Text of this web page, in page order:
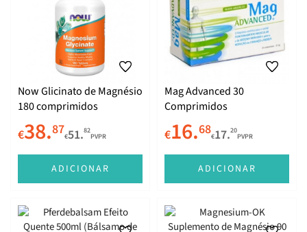
Now Glicinato de Magnésio
180 comprimidos
€38.87€51.82
PVPR
ADICIONAR
Mag Advanced 30
Comprimidos
€16.68€17.20
PVPR
ADICIONAR